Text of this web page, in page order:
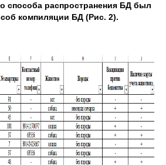
способа распространения БД был
компиляции БД (Рис. 2).